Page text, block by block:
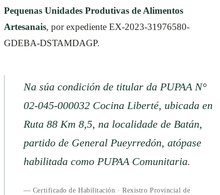
Pequenas Unidades Produtivas de Alimentos
Artesanais, por expediente EX-2023-31976580-
GDEBA-DSTAMDAGP.
Na súa condición de titular da PUPAA N°
02-045-000032 Cocina Liberté, ubicada en
Ruta 88 Km 8,5, na localidade de Batán,
partido de General Pueyrredón, atópase
habilitada como PUPAA Comunitaria.
— Certificado de Habilitación · Rexistro Provincial de